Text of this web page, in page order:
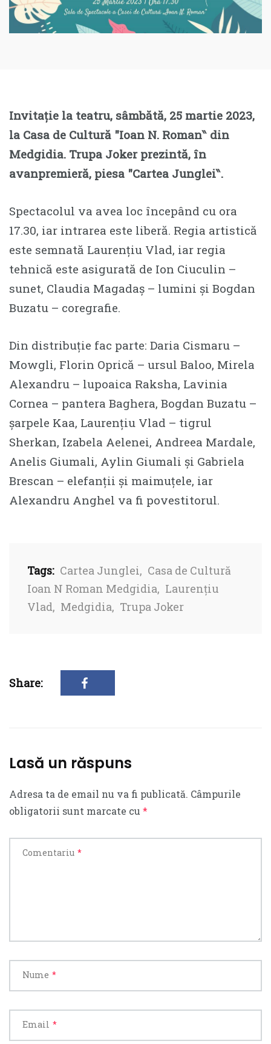
Invitație la teatru, sâmbătă, 25 martie 2023,
la Casa de Cultură ″Ioan N. Roman‶ din
Medgidia. Trupa Joker prezintă, în
avanpremieră, piesa ″Cartea Junglei‶.
Spectacolul va avea loc începând cu ora
17.30, iar intrarea este liberă. Regia artistică
este semnată Laurențiu Vlad, iar regia
tehnică este asigurată de Ion Ciuculin –
sunet, Claudia Magadaș – lumini și Bogdan
Buzatu – coregrafie.
Din distribuție fac parte: Daria Cismaru –
Mowgli, Florin Oprică – ursul Baloo, Mirela
Alexandru – lupoaica Raksha, Lavinia
Cornea – pantera Baghera, Bogdan Buzatu –
șarpele Kaa, Laurențiu Vlad – tigrul
Sherkan, Izabela Aelenei, Andreea Mardale,
Anelis Giumali, Aylin Giumali și Gabriela
Brescan – elefanții și maimuțele, iar
Alexandru Anghel va fi povestitorul.
Tags: Cartea Junglei, Casa de Cultură
Ioan N Roman Medgidia, Laurențiu
Vlad, Medgidia, Trupa Joker
Share:
Lasă un răspuns
Adresa ta de email nu va fi publicată. Câmpurile
obligatorii sunt marcate cu *
Comentariu *
Nume *
Email *